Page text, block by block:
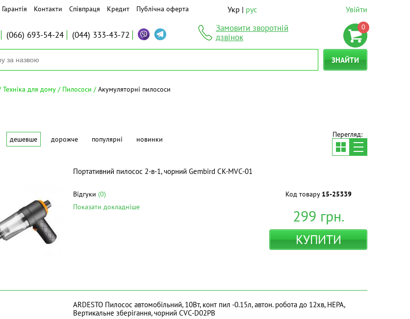
Гарантія Контакти Співпраця Кредит Публічна оферта Укр рус Увійти
(066) 693-54-24 (044) 333-43-72
Замовити зворотній
дзвінок
0
ЗНАЙТИ
Техніка для дому Пилососи Акумуляторні пилососи
дешевше дорожче популярні новинки
Перегляд:
Портативний пилосос 2-в-1, чорний Gembird CK-MVC-01
Відгуки (0)
Показати докладніше
Код товару 15-25339
299 грн.
КУПИТИ
ARDESTO Пилосос автомобільний, 10Вт, конт пил -0.15л, автон. робота до 12хв, HEPA,
Вертикальне зберігання, чорний CVC-D02PB